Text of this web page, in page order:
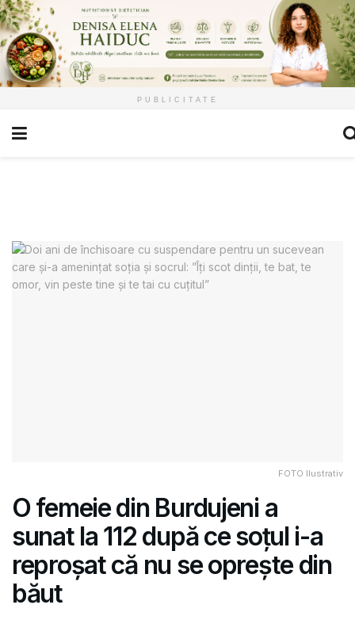
PUBLICITATE
FOTO Ilustrativ
O femeie din Burdujeni a
sunat la 112 după ce soțul i-a
reproșat că nu se oprește din
băut